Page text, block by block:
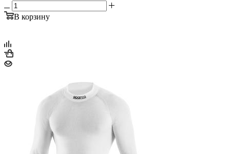
В корзину